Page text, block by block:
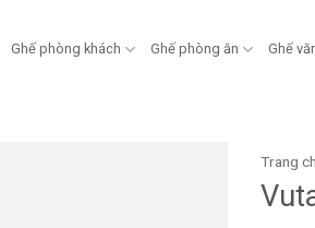
Ghế phòng khách Ghế phòng ăn Ghế
Trang